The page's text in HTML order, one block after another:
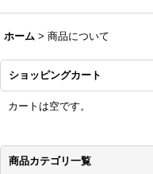
ホーム > 商品について
ショッピングカート
カートは空です。
商品カテゴリ一覧